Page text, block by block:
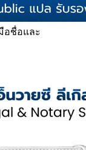
อชื่อและ